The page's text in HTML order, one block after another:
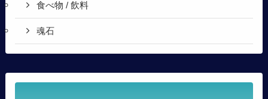
食べ物 / 飲料
魂石